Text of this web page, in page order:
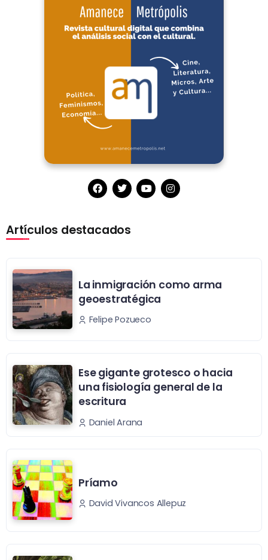
Artículos destacados
La inmigración como arma
geoestratégica
Felipe Pozueco
Ese gigante grotesco o hacia
una fisiología general de la
escritura
Daniel Arana
Príamo
David Vivancos Allepuz